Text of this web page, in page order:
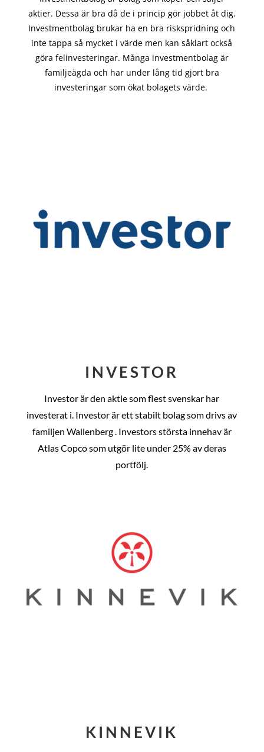
aktier. Dessa är bra då de i princip görjobbet åt dig.
Investmentbolag brukar ha en bra riskspridning och
inte tappa så mycket i värde men kan såklart också
göra felinvesteringar. Många investmentbolag är
familjeägda och har under lång tid gjort bra
investeringar som ökat bolagets värde.
INVESTOR
Investor är den aktie som flest svenskar har
investerat i. Investor är ett stabilt bolag som drivs av
familjen Wallenberg . Investors största innehav är
Atlas Copco som utgör lite under 25% av deras
portfölj.
KINNEVIK